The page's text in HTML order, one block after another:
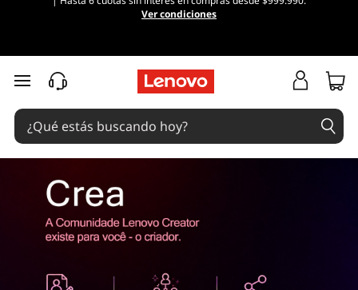
Ver condiciones
Ir al contenido principal